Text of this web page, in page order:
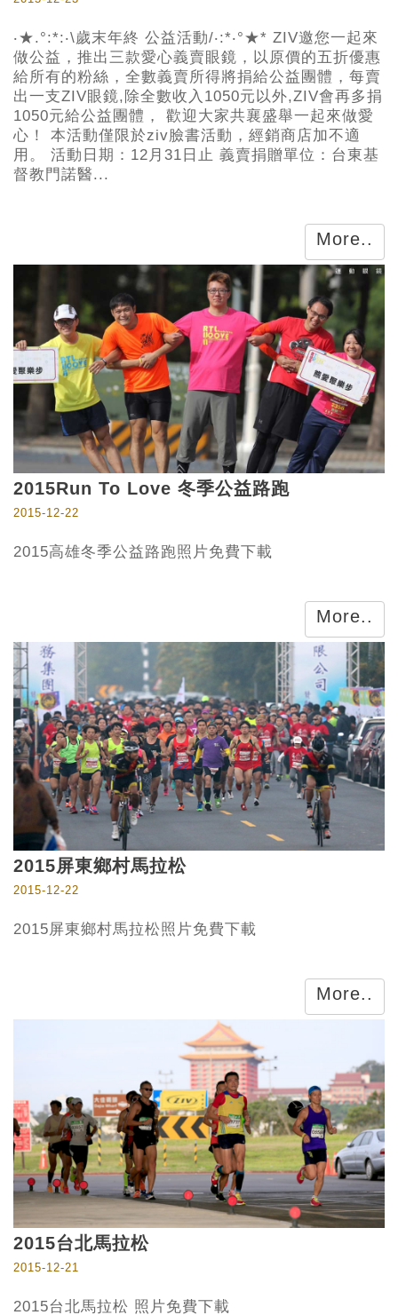
‧★.°:*:‧\歲末年終 公益活動/‧:*‧°★* ZIV邀您一起來
做公益，推出三款愛心義賣眼鏡，以原價的五折優惠
給所有的粉絲，全數義賣所得將捐給公益團體，每賣
出一支ZIV眼鏡,除全數收入1050元以外,ZIV會再多捐
1050元給公益團體， 歡迎大家共襄盛舉一起來做愛
心！ 本活動僅限於ziv臉書活動，經銷商店加不適
用。 活動日期：12月31日止 義賣捐贈單位：台東基
督教門諾醫...
More..
2015Run To Love 冬季公益路跑
2015-12-22
2015高雄冬季公益路跑照片免費下載
More..
2015屏東鄉村馬拉松
2015-12-22
2015屏東鄉村馬拉松照片免費下載
More..
2015台北馬拉松
2015-12-21
2015台北馬拉松 照片免費下載